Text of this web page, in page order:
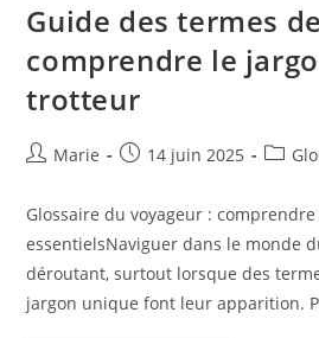
Guide des termes
comprendre le
trotteur
Auteur/autrice
la
publication :
Marie
Publication
14 juin 2025
Post
Glossaire du voyageur :
essentielsNaviguer dans le monde
déroutant, surtout lorsque des
jargon unique font leur apparition.